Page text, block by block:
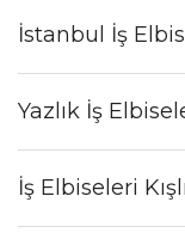
İstanbul İş
Yazlık İş
İş Elbiseleri